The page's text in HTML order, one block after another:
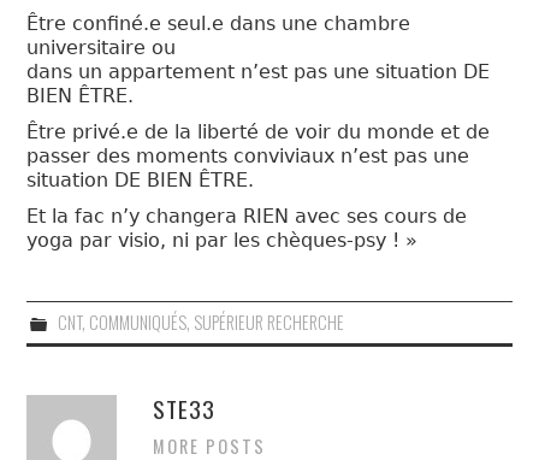
Être confiné.e seul.e dans une chambre
universitaire ou
dans un appartement n’est pas une situation DE
BIEN ÊTRE.
Être privé.e de la liberté de voir du monde et de
passer des moments conviviaux n’est pas une
situation DE BIEN ÊTRE.
Et la fac n’y changera RIEN avec ses cours de
yoga par visio, ni par les chèques-psy ! »
CNT, COMMUNIQUÉS, SUPÉRIEUR RECHERCHE
STE33
MORE POSTS